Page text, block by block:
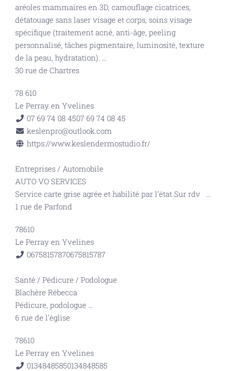
aréoles mammaires en 3D, camouflage cicatrices,
détatouage sans laser visage et corps, soins visage
spécifique (traitement acné, anti-âge, peeling
personnalisé, tâches pigmentaire, luminosité, texture
de la peau, hydratation). ...
30 rue de Chartres
78 610
Le Perray en Yvelines
07 69 74 08 4507 69 74 08 45
keslenpro@outlook.com
https://www.keslendermostudio.fr/
Entreprises / Automobile
AUTO VO SERVICES
Service carte grise agrée et habilité par l’état Sur rdv ...
1 rue de Parfond
78610
Le Perray en Yvelines
06758157870675815787
Santé / Pédicure / Podologue
Blachère Rébecca
Pédicure, podologue ...
6 rue de l’église
78610
Le Perray en Yvelines
01348485850134848585